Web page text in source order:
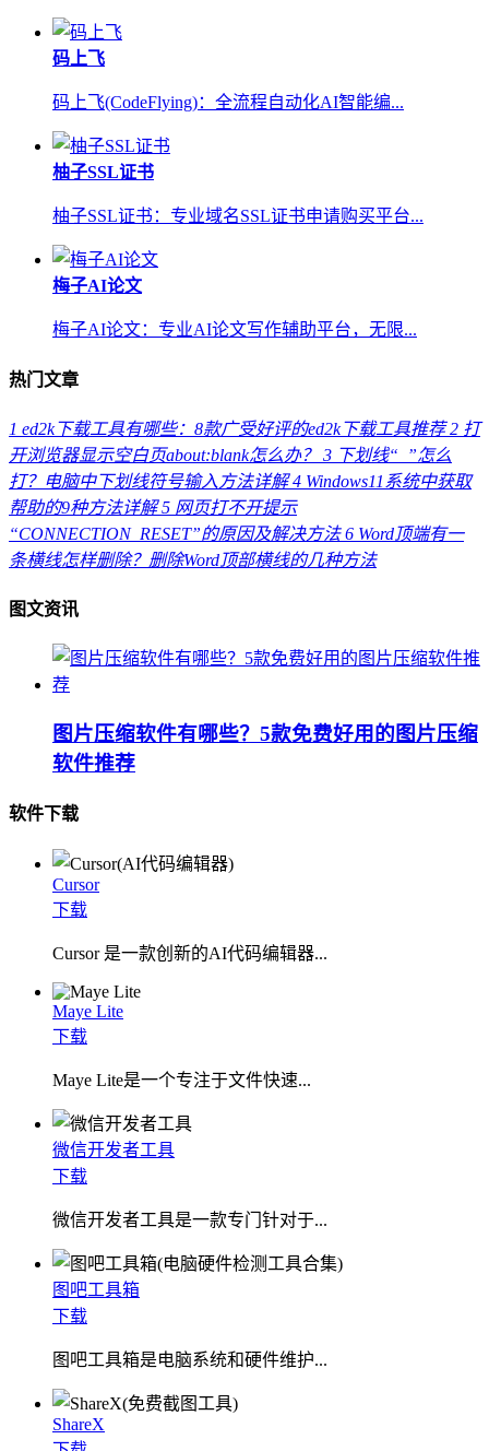
码上飞
码上飞(CodeFlying)：全流程自动化AI智能编...
柚子SSL证书
柚子SSL证书：专业域名SSL证书申请购买平台...
梅子AI论文
梅子AI论文：专业AI论文写作辅助平台，无限...
热门文章
1 ed2k下载工具有哪些：8款广受好评的ed2k下载工具推荐 2 打
开浏览器显示空白页about:blank怎么办？ 3 下划线“_”怎么
打？电脑中下划线符号输入方法详解 4 Windows11系统中获取
帮助的9种方法详解 5 网页打不开提示
“CONNECTION_RESET”的原因及解决方法 6 Word顶端有一
条横线怎样删除？删除Word顶部横线的几种方法
图文资讯
图片压缩软件有哪些？5款免费好用的图片压缩
软件推荐
软件下载
Cursor
下载
Cursor 是一款创新的AI代码编辑器...
Maye Lite
下载
​Maye Lite是一个专注于文件快速...
微信开发者工具
下载
微信开发者工具是一款专门针对于...
图吧工具箱
下载
图吧工具箱是电脑系统和硬件维护...
ShareX